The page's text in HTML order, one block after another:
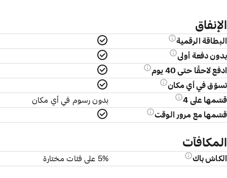
الإنفاق
البطاقة الرقمية
بدون دفعة أولى
ادفع لاحقًا حتى 40 يوم
تسوّق في أي مكان
قسّمها على 4
بدون رسوم في أي مكان
قسّمها مع مرور الوقت
المكافآت
الكاش باك 5% على فئات مختارة